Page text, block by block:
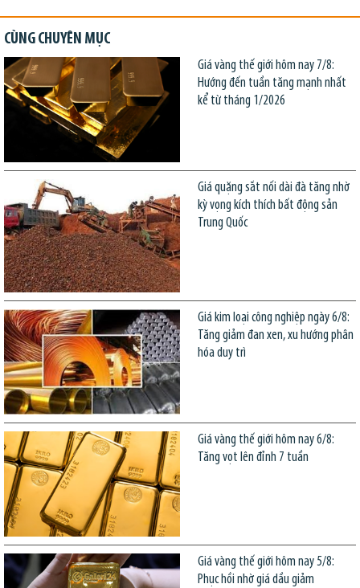
CÙNG CHUYÊN MỤC
Giá vàng thế giới hôm nay 7/8:
Hướng đến tuần tăng mạnh nhất
kể từ tháng 1/2026
Giá quặng sắt nối dài đà tăng nhờ
kỳ vọng kích thích bất động sản
Trung Quốc
Giá kim loại công nghiệp ngày 6/8:
Tăng giảm đan xen, xu hướng phân
hóa duy trì
Giá vàng thế giới hôm nay 6/8:
Tăng vọt lên đỉnh 7 tuần
Giá vàng thế giới hôm nay 5/8:
Phục hồi nhờ giá dầu giảm